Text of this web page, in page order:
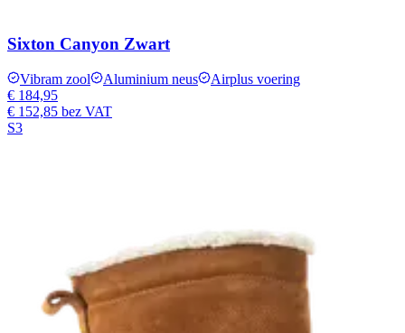
Sixton Canyon Zwart
Vibram zool Aluminium neus
Airplus voering
€ 184,95
€ 152,85 bez VAT
S3